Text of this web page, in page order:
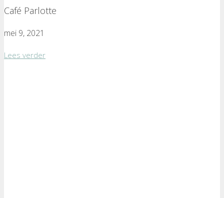
Café Parlotte
mei 9, 2021
Lees verder